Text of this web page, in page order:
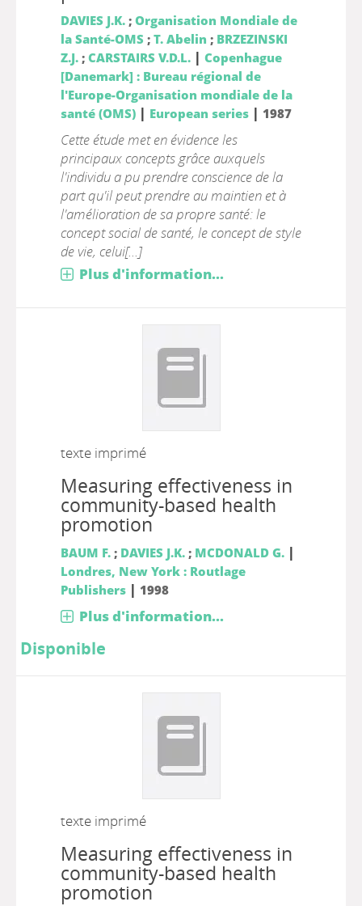
DAVIES J.K.; Organisation Mondiale de
la Santé-OMS ; T. Abelin ; BRZEZINSKI
Z.J.; CARSTAIRS V.D.L. | Copenhague
[Danemark] : Bureau régional de
l'Europe-Organisation mondiale de la
santé (OMS)| European series| 1987
Cette étude met en évidence les
principaux concepts grâce auxquels
l'individu a pu prendre conscience de la
part qu'il peut prendre au maintien et à
l'amélioration de sa propre santé: le
concept social de santé, le concept de style
de vie, celui[...]
Plus d'information...
texte imprimé
Measuring effectiveness in
community-based health
promotion
BAUM F.; DAVIES J.K.; MCDONALD G. |
Londres, New York : Routlage
Publishers| 1998
Plus d'information...
Disponible
texte imprimé
Measuring effectiveness in
community-based health
promotion